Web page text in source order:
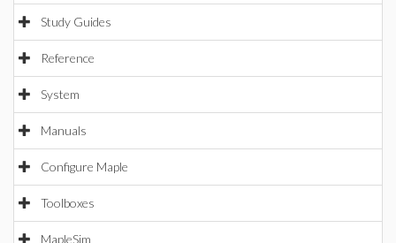
Study Guides
Reference
System
Manuals
Configure Maple
Toolboxes
MapleSim